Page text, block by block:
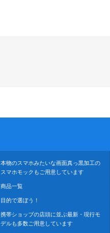
本物のスマホみたいな画面真っ黒加工の
スマホモックもご用意しています
商品一覧
目的で選ぼう！
携帯ショップの店頭に並ぶ最新・現行モ
デルも多数ご用意しています